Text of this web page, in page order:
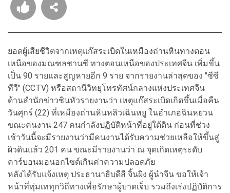
ยอดผู้เสียชีวิตจากเหตุแก๊สระเบิดในเหมืองถ่านหินทางตอน
เหนือของมณฑลชานซี ทางตอนเหนือของประเทศจีน เพิ่มขึ้น
เป็น 90 รายและสูญหายอีก 9 ราย จากรายงานล่าสุดของ "ซีซี
ทีวี" (CCTV) หรือสถานีวิทยุโทรทัศน์กลางแห่งประเทศจีน
ด้านสำนักข่าวซินหัวรายงานว่า เหตุแก๊สระเบิดเกิดขึ้นเมื่อคืน
วันศุกร์ (22) ที่เหมืองถ่านหินหลิวเฉินหยู ในอำเภอฉินหยวน
ขณะคนงาน 247 คนกำลังปฏิบัติหน้าที่อยู่ใต้ดิน ก่อนที่ช่วง
เช้าวันนี้จะมีรายงานว่ามีคนงานได้รับความช่วยเหลือให้ขึ้นสู่
ผิวดินแล้ว 201 คน ขณะมีรายงานว่า ณ จุดเกิดเหตุระดับ
คาร์บอนมอนอกไซด์เกินค่าความปลอดภัย
หลังได้รับแจ้งเหตุ ประธานาธิบดีสี จิ้นผิง ผู้นำจีน ขอให้เจ้า
หน้าที่ทุ่มเททุกวิถีทางเพื่อรักษาผู้บาดเจ็บ รวมถึงเร่งปฏิบัติการ